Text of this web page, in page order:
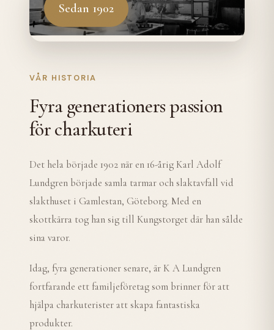
Sedan 1902
VÅR HISTORIA
Fyra generationers passion
för charkuteri
Det hela började 1902 när en 16-årig Karl Adolf
Lundgren började samla tarmar och slaktavfall vid
slakthuset i Gamlestan, Göteborg. Med en
skottkärra tog han sig till Kungstorget där han sålde
sina varor.
Idag, fyra generationer senare, är K A Lundgren
fortfarande ett familjeföretag som brinner för att
hjälpa charkuterister att skapa fantastiska
produkter.